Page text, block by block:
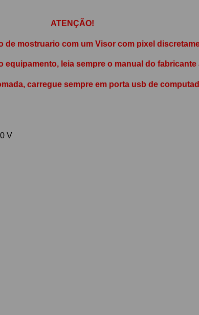
ATENÇÃO!
de mostruario com um Visor com pixel
leia sempre o manual do
carregue sempre em porta usb de
V